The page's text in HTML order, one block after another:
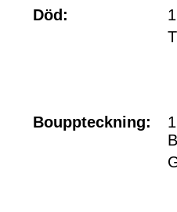
Död:
Bouppteckning: